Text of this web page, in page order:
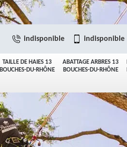
TAILLE DE HAIES 13
BOUCHES-DU-RHÔNE
ABATTAGE ARBRES 13
BOUCHES-DU-RHÔNE
indisponible indisponible